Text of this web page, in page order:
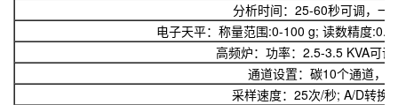
分析时间：25-60秒可调，一
电子天平：称量范围:0-100 g; 读数精度
高频炉：功率：2.5-3.5 KVA可
通道设置：碳10个通道，
采样速度：25次/秒; A/D转换